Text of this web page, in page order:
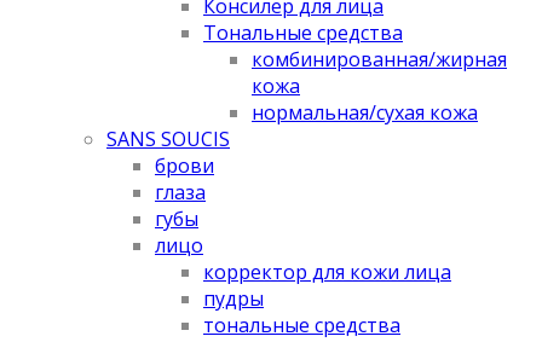
Консилер для лица
Тональные средства
комбинированная/жирная
кожа
нормальная/cухая кожа
SANS SOUCIS
брови
глаза
губы
лицо
корректор для кожи лица
пудры
тональные средства